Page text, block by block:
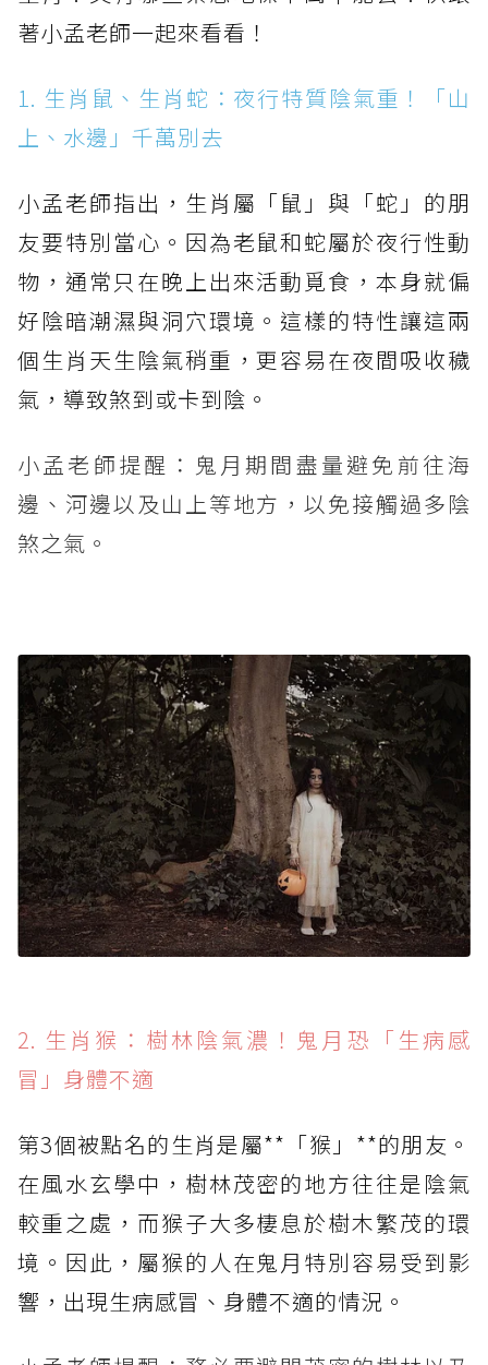
著小孟老師一起來看看！
1. 生肖鼠、生肖蛇：夜行特質陰氣重！「山
上、水邊」千萬別去
小孟老師指出，生肖屬「鼠」與「蛇」的朋
友要特別當心。因為老鼠和蛇屬於夜行性動
物，通常只在晚上出來活動覓食，本身就偏
好陰暗潮濕與洞穴環境。這樣的特性讓這兩
個生肖天生陰氣稍重，更容易在夜間吸收穢
氣，導致煞到或卡到陰。
小孟老師提醒：鬼月期間盡量避免前往海
邊、河邊以及山上等地方，以免接觸過多陰
煞之氣。
2. 生肖猴：樹林陰氣濃！鬼月恐「生病感
冒」身體不適
第3個被點名的生肖是屬**「猴」**的朋友。
在風水玄學中，樹林茂密的地方往往是陰氣
較重之處，而猴子大多棲息於樹木繁茂的環
境。因此，屬猴的人在鬼月特別容易受到影
響，出現生病感冒、身體不適的情況。